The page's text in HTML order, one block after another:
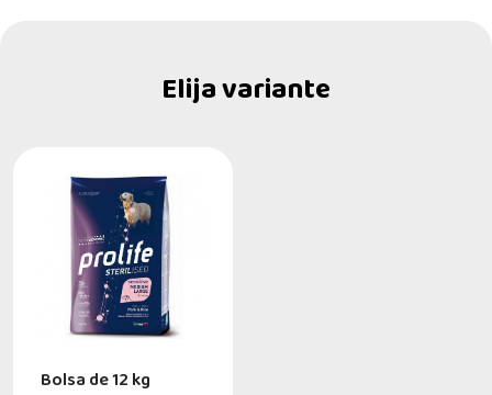
Elija variante
Bolsa de 12 kg